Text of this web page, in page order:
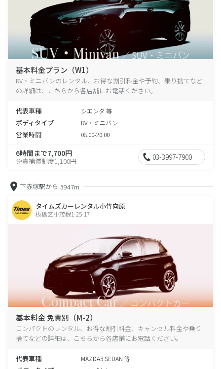
基本料金プラン（W1）
RV・ミニバンのレンタル、お得な割引料金や予約、乗り捨てなど
の詳細は、こちらから各店舗にお電話ください。
代表車種 シエンタ 等
ボディタイプ RV・ミニバン
営業時間 08:00-20:00
6時間まで7,700円
免責補償制度1,100円 03-3997-7900
下赤塚駅から 3947m
タイムズカーレンタル小竹向原
板橋区小茂根1-25-17
基本料金 免責別（M-2）
コンパクトのレンタル、お得な割引料金、キャンセル料金や乗り
捨てなどの詳細は、こちらから各店舗にお電話ください。
代表車種 MAZDA3 SEDAN 等